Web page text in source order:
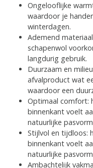
Ongelooflijke
waardoor je
winterdagen.
Ademend
schapenwol
langdurig gebruik.
Duurzaam en
afvalproduct wat
waardoor een
Optimaal comfort:
binnenkant voelt
natuurlijke
Stijlvol en tijdloos:
binnenkant voelt
natuurlijke
Ambachtelijk